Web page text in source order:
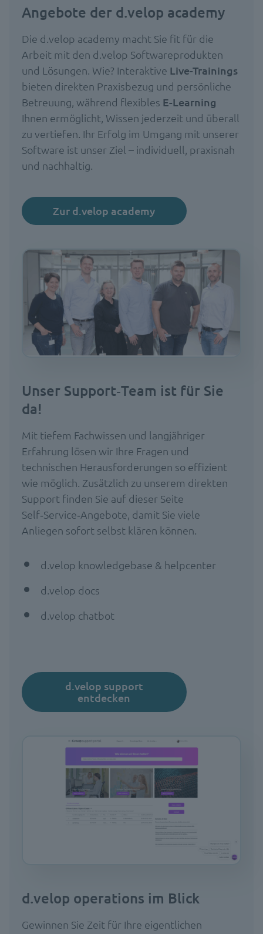
Angebote der d.velop academy
Die d.velop academy macht Sie fit für die
Arbeit mit den d.velop Softwareprodukten
und Lösungen. Wie? Interaktive Live-Trainings
bieten direkten Praxisbezug und persönliche
Betreuung, während flexibles E-Learning
Ihnen ermöglicht, Wissen jederzeit und überall
zu vertiefen. Ihr Erfolg im Umgang mit unserer
Software ist unser Ziel – individuell, praxisnah
und nachhaltig.
Zur d.velop academy
Unser Support‑Team ist für Sie
da!
Mit tiefem Fachwissen und langjähriger
Erfahrung lösen wir Ihre Fragen und
technischen Herausforderungen so effizient
wie möglich. Zusätzlich zu unserem direkten
Support finden Sie auf dieser Seite
Self‑Service‑Angebote, damit Sie viele
Anliegen sofort selbst klären können.
d.velop knowledgebase & helpcenter
d.velop docs
d.velop chatbot
d.velop support
entdecken
d.velop operations im Blick
Gewinnen Sie Zeit für Ihre eigentlichen